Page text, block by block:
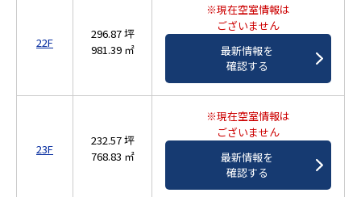
22F
296.87 坪
981.39 ㎡
※現在空室情報は
ございません
最新情報を
確認する
23F
232.57 坪
768.83 ㎡
※現在空室情報は
ございません
最新情報を
確認する